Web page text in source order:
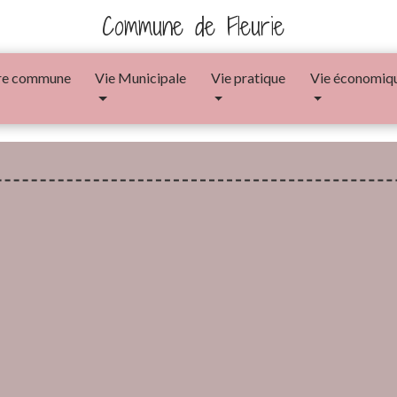
Commune de Fleurie
commune Vie Municipale Vie pratique Vie